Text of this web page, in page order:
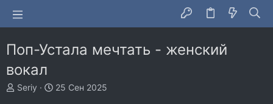
Поп-Устала мечтать - женский
вокал
А
Seriy
Д
25 Сен 2025